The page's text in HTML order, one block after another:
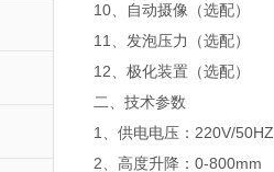
10、自动摄像（选配）
11、发泡压力（选配）
12、极化装置（选配）
二、技术参数
1、供电电压：220V/50HZ
2、高度升降：0-800mm